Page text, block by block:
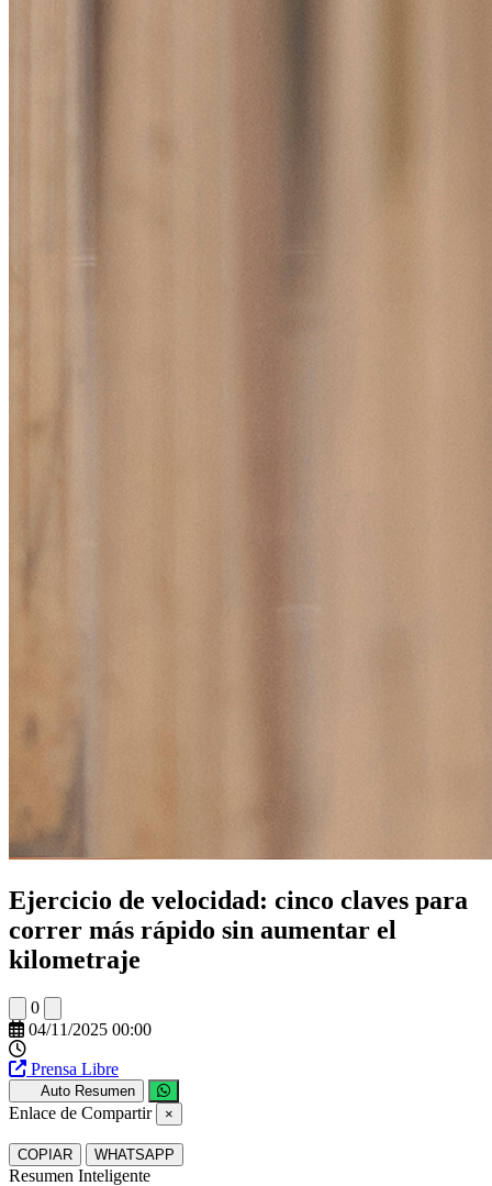
Ejercicio de velocidad: cinco claves para
correr más rápido sin aumentar el
kilometraje
0
04/11/2025 00:00
Prensa Libre
Auto Resumen
Enlace de Compartir ×
COPIAR WHATSAPP
Resumen Inteligente